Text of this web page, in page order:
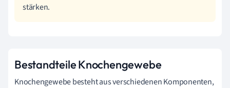
stärken.
Bestandteile Knochengewebe
Knochengewebe besteht aus verschiedenen Komponenten,